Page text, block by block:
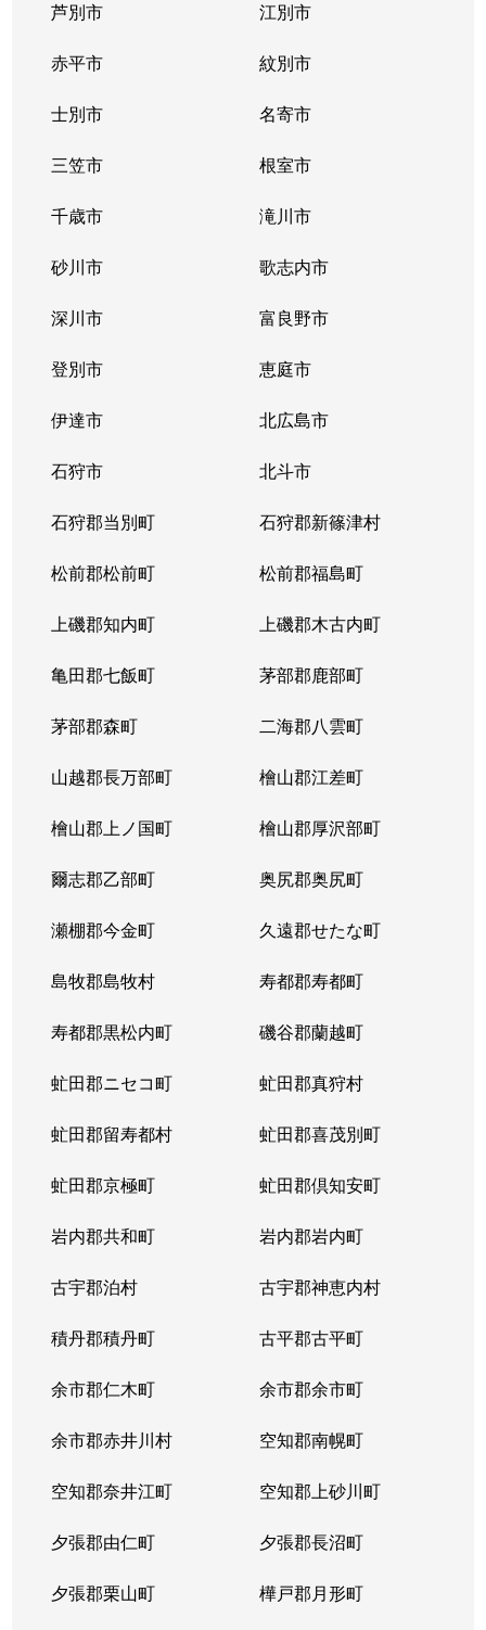
芦別市 江別市
赤平市 紋別市
士別市 名寄市
三笠市 根室市
千歳市 滝川市
砂川市 歌志内市
深川市 富良野市
登別市 恵庭市
伊達市 北広島市
石狩市 北斗市
石狩郡当別町 石狩郡新篠津村
松前郡松前町 松前郡福島町
上磯郡知内町 上磯郡木古内町
亀田郡七飯町 茅部郡鹿部町
茅部郡森町 二海郡八雲町
山越郡長万部町 檜山郡江差町
檜山郡上ノ国町 檜山郡厚沢部町
爾志郡乙部町 奥尻郡奥尻町
瀬棚郡今金町 久遠郡せたな町
島牧郡島牧村 寿都郡寿都町
寿都郡黒松内町 磯谷郡蘭越町
虻田郡ニセコ町 虻田郡真狩村
虻田郡留寿都村 虻田郡喜茂別町
虻田郡京極町 虻田郡倶知安町
岩内郡共和町 岩内郡岩内町
古宇郡泊村 古宇郡神恵内村
積丹郡積丹町 古平郡古平町
余市郡仁木町 余市郡余市町
余市郡赤井川村 空知郡南幌町
空知郡奈井江町 空知郡上砂川町
夕張郡由仁町 夕張郡長沼町
夕張郡栗山町 樺戸郡月形町